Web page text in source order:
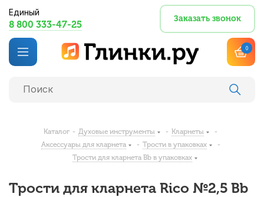
Единый
8 800 333-47-25
Заказать звонок
0
Каталог - Духовые инструменты - Кларнеты
-
Аксессуары для кларнета
- Трости в упаковках
-
Трости для кларнета Bb в упаковках
Трости для кларнета Rico №2,5 Bb